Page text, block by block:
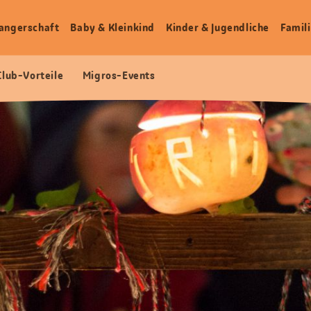
Baby & Kleinkind Kinder & Jugendliche
Vorteile Migros-Events